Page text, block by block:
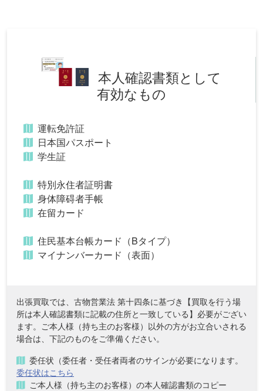
本人確認書類として
有効なもの
運転免許証
日本国パスポート
学生証
特別永住者証明書
身体障碍者手帳
在留カード
住民基本台帳カード（Bタイプ）
マイナンバーカード（表面）
出張買取では、古物営業法 第十四条に基づき【買取を行う場
所は本人確認書類に記載の住所と一致している】必要がござい
ます。ご本人様（持ち主のお客様）以外の方がお立合いされる
場合は、下記のものをご準備ください。
委任状（委任者・受任者両者のサインが必要になります。
委任状はこちら
ご本人様（持ち主のお客様）の本人確認書類のコピー